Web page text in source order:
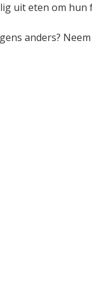
uit eten om hun
anders?